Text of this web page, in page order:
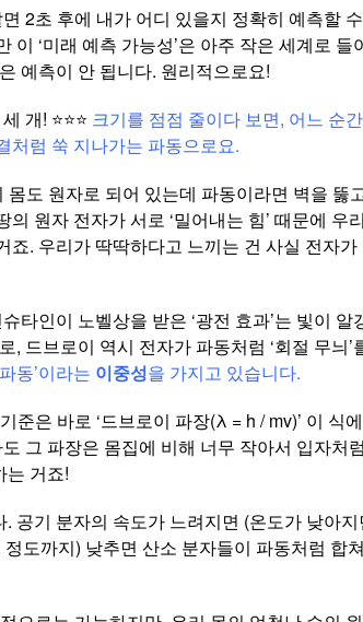
2초 후에 내가 어디 있을지 정확히 예측할
‘미래 예측 가능성’은 아주 작은 세계로
예측이 안 됩니다. 원리적으로요!
개! ⭐⭐⭐ 크기를 점점 줄이다 보면, 어느 순
처럼 쑥 지나가는 파동으로요.
도 원자로 되어 있는데 파동이라면 벽을 뚫
의 원자 전자가 서로 ‘밀어내는 힘’ 때문에
죠. 우리가 딱딱하다고 느끼는 건 사실 전자
타인이 노벨상을 받은 ‘광전 효과’는 빛이
드브로이 역시 전자가 파동처럼 ‘회절 무늬
동’이라는 이중성을 가지고 있습니다.
준은 바로 ‘드브로이 파장(λ = h / mv)’ 이 식
그 파장은 몸집에 비해 너무 작아서 입자
는 거죠!
공기 분자의 속도가 느려지면 (온도가 낮아
도까지) 낮추면 산소 분자들이 파동처럼 합